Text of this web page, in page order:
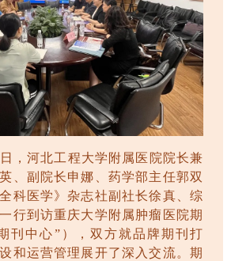
日，河北工程大学附属医院院长兼
、副院长申娜、药学部主任郭双
科医学》杂志社副社长徐真、综
行到访重庆大学附属肿瘤医院期
刊中心”），双方就品牌期刊打
和运营管理展开了深入交流。期